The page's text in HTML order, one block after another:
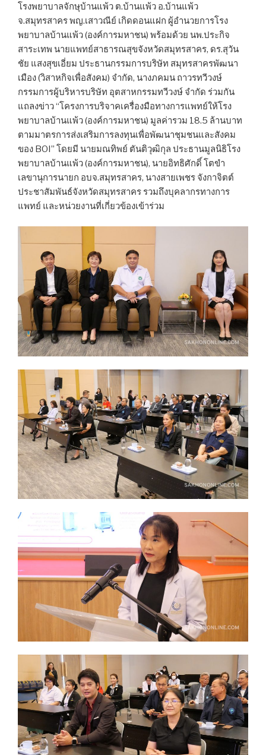
โรงพยาบาลจักษุบ้านแพ้ว ต.บ้านแพ้ว อ.บ้านแพ้ว
จ.สมุทรสาคร พญ.เสาวณีย์ เกิดดอนแฝก ผู้อำนวยการโรง
พยาบาลบ้านแพ้ว (องค์การมหาชน) พร้อมด้วย นพ.ประกิจ
สาระเทพ นายแพทย์สาธารณสุขจังหวัดสมุทรสาคร, ดร.สุวัน
ชัย แสงสุขเอี่ยม ประธานกรรมการบริษัท สมุทรสาครพัฒนา
เมือง (วิสาหกิจเพื่อสังคม) จำกัด, นางภคมน ถาวรทวีวงษ์
กรรมการผู้บริหารบริษัท อุตสาหกรรมทวีวงษ์ จำกัด ร่วมกัน
แถลงข่าว “โครงการบริจาคเครื่องมือทางการแพทย์ให้โรง
พยาบาลบ้านแพ้ว (องค์การมหาชน) มูลค่ารวม 18.5 ล้านบาท
ตามมาตรการส่งเสริมการลงทุนเพื่อพัฒนาชุมชนและสังคม
ของ BOI” โดยมี นายมณทิพย์ ตันติวุฒิกุล ประธานมูลนิธิโรง
พยาบาลบ้านแพ้ว (องค์การมหาชน), นายอิทธิศักดิ์ โตขำ
เลขานุการนายก อบจ.สมุทรสาคร, นางสายเพชร จังกาจิตต์
ประชาสัมพันธ์จังหวัดสมุทรสาคร รวมถึงบุคลากรทางการ
แพทย์ และหน่วยงานที่เกี่ยวข้องเข้าร่วม